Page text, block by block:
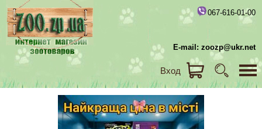
067-616-01-00
E-mail: zoozp@ukr.net
Вход